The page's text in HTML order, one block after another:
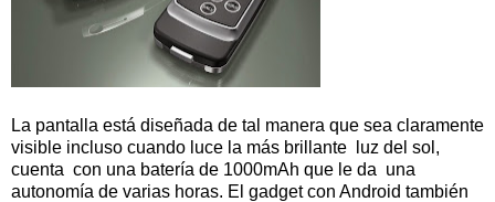
La pantalla está diseñada de tal manera que sea claramente
visible incluso cuando luce la más brillante luz del sol,
cuenta con una batería de 1000mAh que le da una
autonomía de varias horas. El gadget con Android también